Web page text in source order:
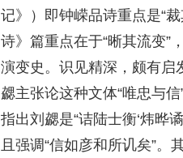
记》）即钟嵘品诗重点是“
诗》篇重点在于“晰其流变”
演变史。识见精深，颇有启
勰主张论这种文体“唯忠与
指出刘勰是“诘陆士衡‘炜晔
且强调“信如彦和所讥矣”。